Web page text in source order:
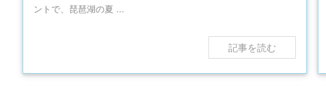
ントで、琵琶湖の夏 ...
記事を読む